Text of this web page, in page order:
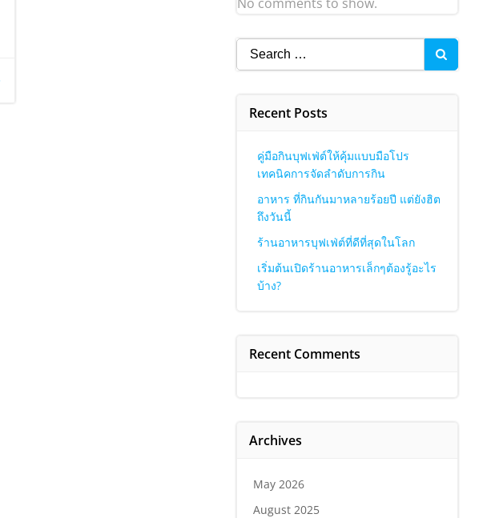
Search
for:
Recent Posts
คู่มือกินบุฟเฟ่ต์ให้คุ้มแบบมือโปร
เทคนิคการจัดลำดับการกิน
อาหาร ที่กินกันมาหลายร้อยปี แต่ยังฮิต
ถึงวันนี้
ร้านอาหารบุฟเฟ่ต์ที่ดีที่สุดในโลก
เริ่มต้นเปิดร้านอาหารเล็กๆต้องรู้อะไร
บ้าง?
Recent Comments
Archives
May 2026
August 2025